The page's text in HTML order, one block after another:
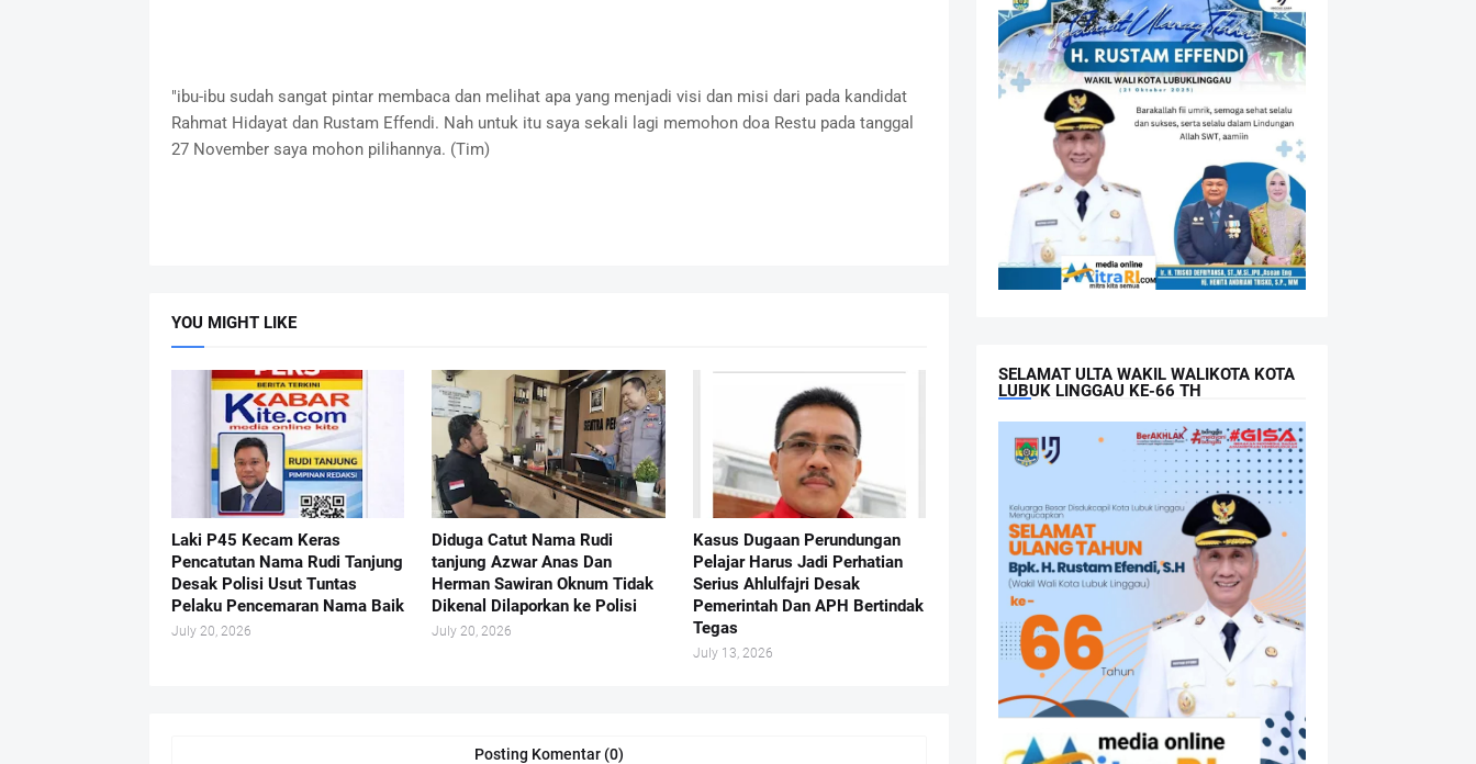
"ibu-ibu sudah sangat pintar membaca dan melihat apa yang menjadi visi dan misi dari pada kandidat
Rahmat Hidayat dan Rustam Effendi. Nah untuk itu saya sekali lagi memohon doa Restu pada tanggal
27 November saya mohon pilihannya. (Tim)
YOU MIGHT LIKE
Laki P45 Kecam Keras
Pencatutan Nama Rudi Tanjung
Desak Polisi Usut Tuntas
Pelaku Pencemaran Nama Baik
July 20, 2026
Diduga Catut Nama Rudi
tanjung Azwar Anas Dan
Herman Sawiran Oknum Tidak
Dikenal Dilaporkan ke Polisi
July 20, 2026
Kasus Dugaan Perundungan
Pelajar Harus Jadi Perhatian
Serius Ahlulfajri Desak
Pemerintah Dan APH Bertindak
Tegas
July 13, 2026
Posting Komentar (0)
SELAMAT ULTA WAKIL WALIKOTA KOTA
LUBUK LINGGAU KE-66 TH